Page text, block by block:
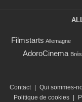
Filmstarts Allemagne
AdoroCinema
Contact Qui sommes-
Politique de cookies